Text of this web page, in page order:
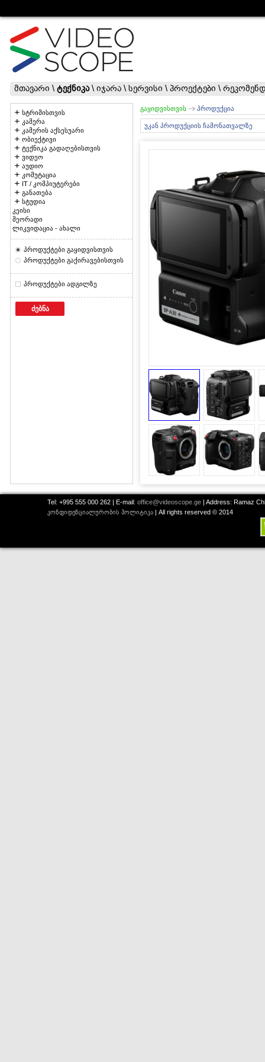
მთავარი \ ტექნიკა\ იჯარა \ სერვისი \ პროექტები \
სტრიმისთვის
კამერა
კამერის აქსესუარი
ობიექტივი
ტექნიკა გადაღებისთვის
ვიდეო
აუდიო
კომუტაცია
IT / კომპიუტერები
განათება
სტუდია
კეისი
მეორადი
ლიკვიდაცია - ახალი
პროდუქტები გაყიდვისთვის
პროდუქტები გაქირავებისთვის
პროდუქტები ადგილზე
ძებნა
გაყიდვისთვის პროდუქცია
უკან პროდუქციის ჩამონათვალზე
Tel: +995 555 000 262 | E-mail: office@videoscope.ge | Address: Ramaz
კონფიდენციალურობის პოლიტიკა | All rights reserved © 2014